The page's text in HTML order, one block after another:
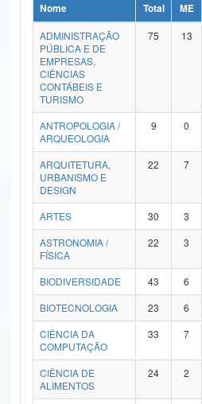
Ministério da Ciência, Tecnologia, Inovações e
Ministério do Meio Ambiente
Ministério do Turismo
Ministério do Desenvolvimento Regional
Controladoria-Geral da União
Ministério da Mulher, da Família e dos Direitos
Secretaria de Governo
Advocacia-Geral da União
Banco Central do Brasil
Nome Total ME
ADMINISTRAÇÃO
PÚBLICA E DE
EMPRESAS,
CIÊNCIAS
CONTÁBEIS E
TURISMO
75 13
ANTROPOLOGIA /
ARQUEOLOGIA
9 0
ARQUITETURA,
URBANISMO E
DESIGN
22 7
ARTES 30 3
ASTRONOMIA /
FÍSICA
22 3
BIODIVERSIDADE 43 6
BIOTECNOLOGIA
23 6
CIÊNCIA DA
COMPUTAÇÃO
33 7
CIÊNCIA DE
ALIMENTOS
24 2